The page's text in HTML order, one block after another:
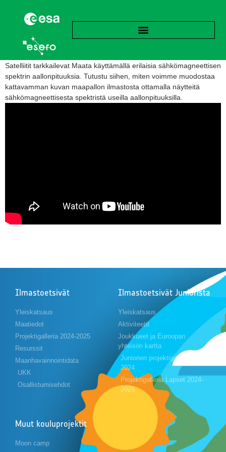
Satelliitit tarkkailevat Maata käyttämällä erilaisia sähkömagneettisen
spektrin aallonpituuksia. Tutustu siihen, miten voimme muodostaa
kattavamman kuvan maapallon ilmastosta ottamalla näytteitä
sähkömagneettisesta spektristä useilla aallonpituuksilla.
Ilmastoetsivät
Yleiskatsaus
Maatiedot
Projektigalleria 2024-2025
Resurssit
Maanhavainnointidata
UKK
Osallistumisehdot
Ilmastoetsivät Juniorista
Yleiskatsaus
Aktiviteetit
Joukkueet ja Euroopan
yhteisön kartta
Juniorien projektigalleria 2023-
2024
Projektigalleria Lapset 2024-
2025
Muut kouluprojektit
Moon camp